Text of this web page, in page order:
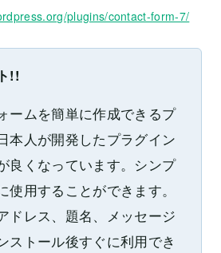
plugins/contact-form-7/
!!
ームを簡単に作成できるプ
本人が開発したプラグイン
良くなっています。シンプ
使用することができます。
ドレス、題名、メッセージ
ストール後すぐに利用でき